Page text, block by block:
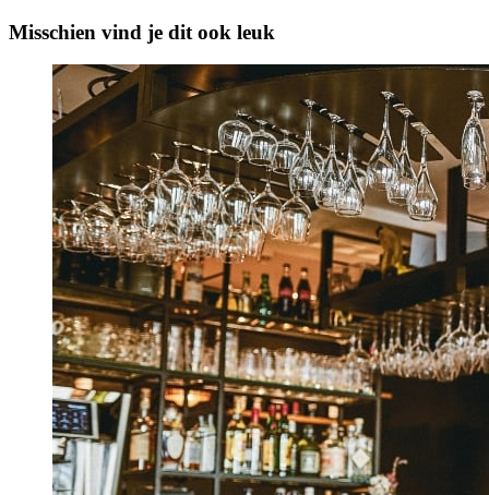
Misschien vind je dit ook leuk